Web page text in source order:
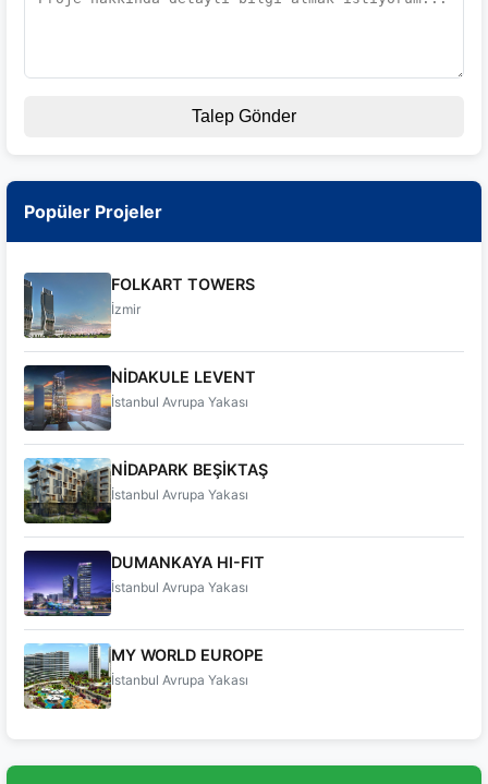
Talep Gönder
Popüler Projeler
FOLKART TOWERS
İzmir
NİDAKULE LEVENT
İstanbul Avrupa Yakası
NİDAPARK BEŞİKTAŞ
İstanbul Avrupa Yakası
DUMANKAYA HI-FIT
İstanbul Avrupa Yakası
MY WORLD EUROPE
İstanbul Avrupa Yakası